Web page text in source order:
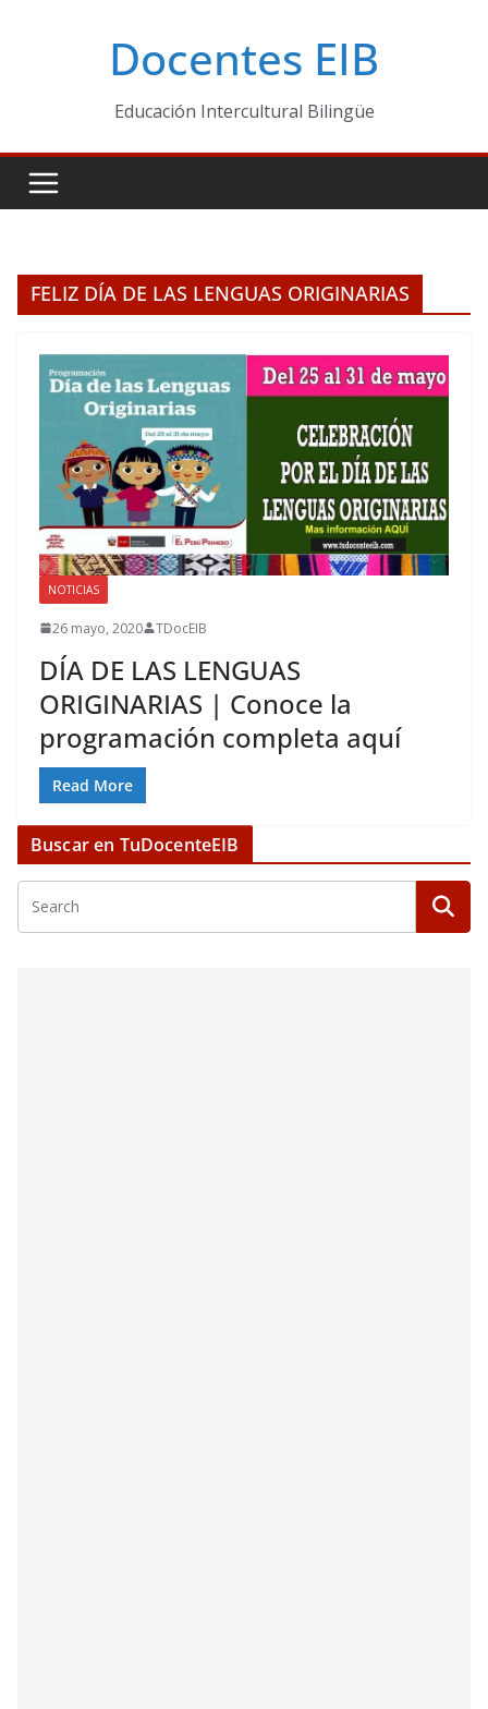
Docentes EIB
Educación Intercultural Bilingüe
FELIZ DÍA DE LAS LENGUAS ORIGINARIAS
NOTICIAS
26 mayo, 2020 TDocEIB
DÍA DE LAS LENGUAS
ORIGINARIAS | Conoce la
programación completa aquí
Read More
Buscar en TuDocenteEIB